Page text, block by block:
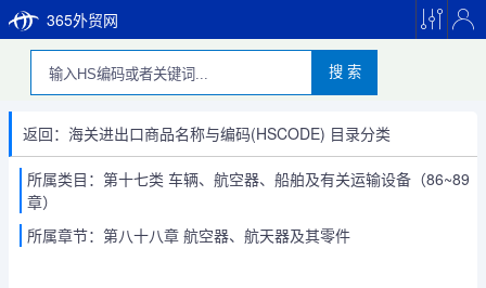
365外贸网
搜 索
返回：海关进出口商品名称与编码(HSCODE) 目录分类
所属类目：第十七类 车辆、航空器、船舶及有关运输设备（86~89
章）
所属章节：第八十八章 航空器、航天器及其零件